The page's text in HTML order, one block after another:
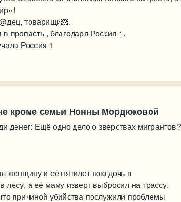
товарищи🙈.
пропасть , благодаря Россия 1.
Россия 1
кроме семьи Нонны Мордюковой
денег: Ещё одно дело о зверствах мигрантов?
женщину и её пятилетнюю дочь в
а её маму изверг выбросил на трассу.
причиной убийства послужили проблемы